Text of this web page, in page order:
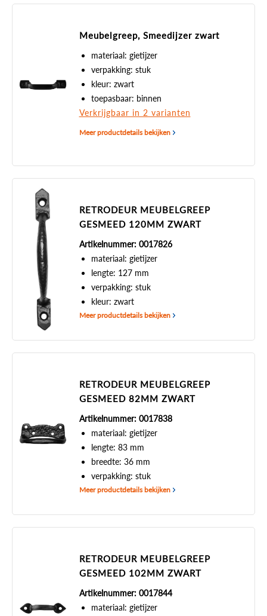
Meubelgreep, Smeedijzer zwart
materiaal: gietijzer
verpakking: stuk
kleur: zwart
toepasbaar: binnen
Verkrijgbaar in 2 varianten
Meer productdetails bekijken
RETRODEUR MEUBELGREEP
GESMEED 120MM ZWART
Artikelnummer: 0017826
materiaal: gietijzer
lengte: 127 mm
verpakking: stuk
kleur: zwart
Meer productdetails bekijken
RETRODEUR MEUBELGREEP
GESMEED 82MM ZWART
Artikelnummer: 0017838
materiaal: gietijzer
lengte: 83 mm
breedte: 36 mm
verpakking: stuk
Meer productdetails bekijken
RETRODEUR MEUBELGREEP
GESMEED 102MM ZWART
Artikelnummer: 0017844
materiaal: gietijzer